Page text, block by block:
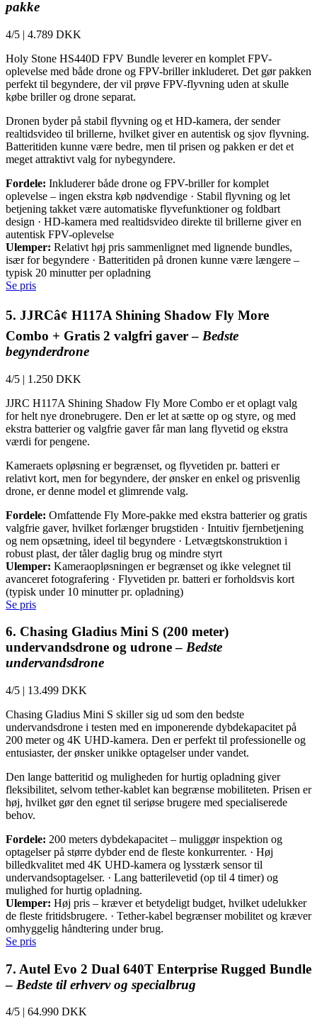
pakke
4/5 | 4.789 DKK
Holy Stone HS440D FPV Bundle leverer en komplet FPV-
oplevelse med både drone og FPV-briller inkluderet. Det gør pakken
perfekt til begyndere, der vil prøve FPV-flyvning uden at skulle
købe briller og drone separat.
Dronen byder på stabil flyvning og et HD-kamera, der sender
realtidsvideo til brillerne, hvilket giver en autentisk og sjov flyvning.
Batteritiden kunne være bedre, men til prisen og pakken er det et
meget attraktivt valg for nybegyndere.
Fordele: Inkluderer både drone og FPV-briller for komplet
oplevelse – ingen ekstra køb nødvendige · Stabil flyvning og let
betjening takket være automatiske flyvefunktioner og foldbart
design · HD-kamera med realtidsvideo direkte til brillerne giver en
autentisk FPV-oplevelse
Ulemper: Relativt høj pris sammenlignet med lignende bundles,
især for begyndere · Batteritiden på dronen kunne være længere –
typisk 20 minutter per opladning
Se pris
5. JJRCâ¢ H117A Shining Shadow Fly More
Combo + Gratis 2 valgfri gaver – Bedste
begynderdrone
4/5 | 1.250 DKK
JJRC H117A Shining Shadow Fly More Combo er et oplagt valg
for helt nye dronebrugere. Den er let at sætte op og styre, og med
ekstra batterier og valgfrie gaver får man lang flyvetid og ekstra
værdi for pengene.
Kameraets opløsning er begrænset, og flyvetiden pr. batteri er
relativt kort, men for begyndere, der ønsker en enkel og prisvenlig
drone, er denne model et glimrende valg.
Fordele: Omfattende Fly More-pakke med ekstra batterier og gratis
valgfrie gaver, hvilket forlænger brugstiden · Intuitiv fjernbetjening
og nem opsætning, ideel til begyndere · Letvægtskonstruktion i
robust plast, der tåler daglig brug og mindre styrt
Ulemper: Kameraopløsningen er begrænset og ikke velegnet til
avanceret fotografering · Flyvetiden pr. batteri er forholdsvis kort
(typisk under 10 minutter pr. opladning)
Se pris
6. Chasing Gladius Mini S (200 meter)
undervandsdrone og udrone – Bedste
undervandsdrone
4/5 | 13.499 DKK
Chasing Gladius Mini S skiller sig ud som den bedste
undervandsdrone i testen med en imponerende dybdekapacitet på
200 meter og 4K UHD-kamera. Den er perfekt til professionelle og
entusiaster, der ønsker unikke optagelser under vandet.
Den lange batteritid og muligheden for hurtig opladning giver
fleksibilitet, selvom tether-kablet kan begrænse mobiliteten. Prisen er
høj, hvilket gør den egnet til seriøse brugere med specialiserede
behov.
Fordele: 200 meters dybdekapacitet – muliggør inspektion og
optagelser på større dybder end de fleste konkurrenter. · Høj
billedkvalitet med 4K UHD-kamera og lysstærk sensor til
undervandsoptagelser. · Lang batterilevetid (op til 4 timer) og
mulighed for hurtig opladning.
Ulemper: Høj pris – kræver et betydeligt budget, hvilket udelukker
de fleste fritidsbrugere. · Tether-kabel begrænser mobilitet og kræver
omhyggelig håndtering under brug.
Se pris
7. Autel Evo 2 Dual 640T Enterprise Rugged Bundle
– Bedste til erhverv og specialbrug
4/5 | 64.990 DKK